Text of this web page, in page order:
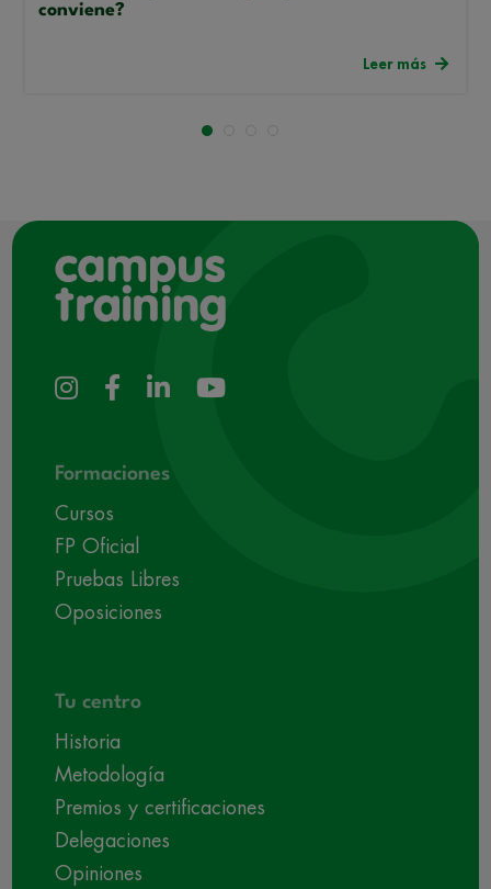
conviene?
Leer más
Formaciones
Cursos
FP Oficial
Pruebas Libres
Oposiciones
Tu centro
Historia
Metodología
Premios y certificaciones
Delegaciones
Opiniones